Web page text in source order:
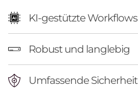
n
y
P
C
KI-gestützte Workflows
Robust und langlebig
Umfassende Sicherheit